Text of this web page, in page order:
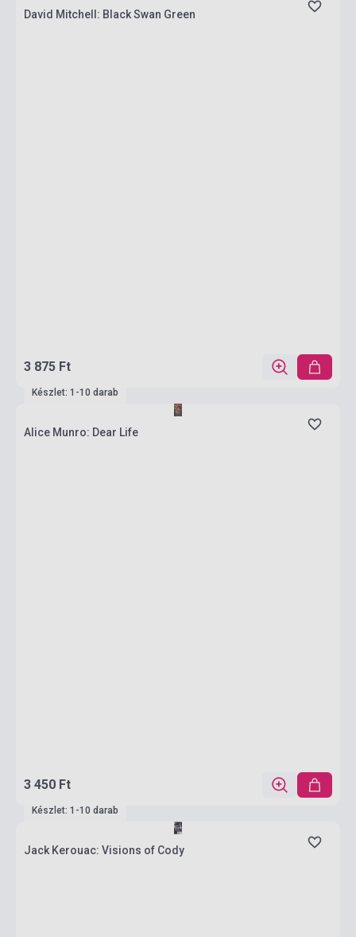
David Mitchell: Black Swan Green
3 875 Ft
Készlet: 1-10 darab
Alice Munro: Dear Life
3 450 Ft
Készlet: 1-10 darab
Jack Kerouac: Visions of Cody